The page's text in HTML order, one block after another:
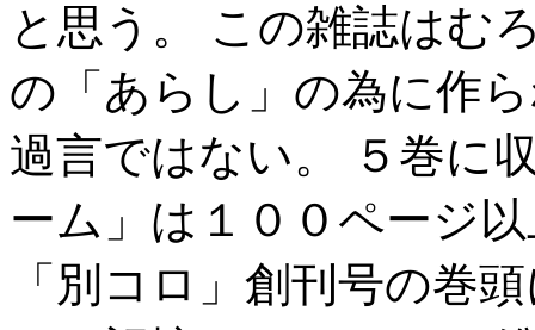
と思う。 この雑誌はむ
の「あらし」の為に作
過言ではない。 ５巻に
ーム」は１００ページ
「別コロ」創刊号の巻